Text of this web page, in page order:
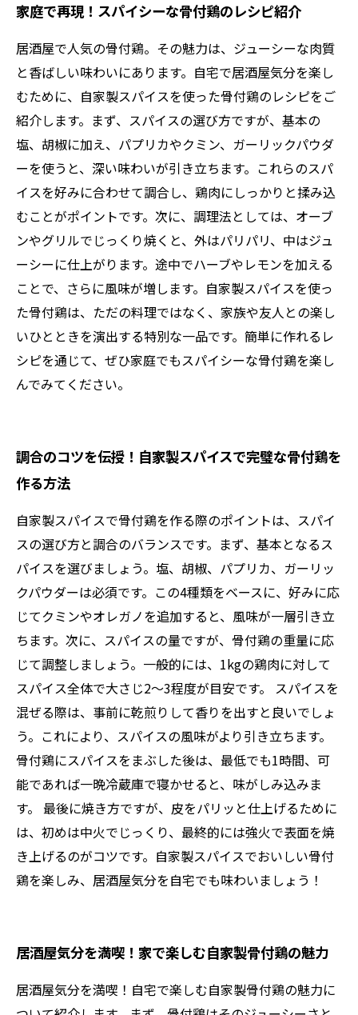
家庭で再現！スパイシーな骨付鶏のレシピ紹介
居酒屋で人気の骨付鶏。その魅力は、ジューシーな肉質
と香ばしい味わいにあります。自宅で居酒屋気分を楽し
むために、自家製スパイスを使った骨付鶏のレシピをご
紹介します。まず、スパイスの選び方ですが、基本の
塩、胡椒に加え、パプリカやクミン、ガーリックパウダ
ーを使うと、深い味わいが引き立ちます。これらのスパ
イスを好みに合わせて調合し、鶏肉にしっかりと揉み込
むことがポイントです。次に、調理法としては、オーブ
ンやグリルでじっくり焼くと、外はパリパリ、中はジュ
ーシーに仕上がります。途中でハーブやレモンを加える
ことで、さらに風味が増します。自家製スパイスを使っ
た骨付鶏は、ただの料理ではなく、家族や友人との楽し
いひとときを演出する特別な一品です。簡単に作れるレ
シピを通じて、ぜひ家庭でもスパイシーな骨付鶏を楽し
んでみてください。
調合のコツを伝授！自家製スパイスで完璧な骨付鶏を
作る方法
自家製スパイスで骨付鶏を作る際のポイントは、スパイ
スの選び方と調合のバランスです。まず、基本となるス
パイスを選びましょう。塩、胡椒、パプリカ、ガーリッ
クパウダーは必須です。この4種類をベースに、好みに応
じてクミンやオレガノを追加すると、風味が一層引き立
ちます。次に、スパイスの量ですが、骨付鶏の重量に応
じて調整しましょう。一般的には、1kgの鶏肉に対して
スパイス全体で大さじ2〜3程度が目安です。 スパイスを
混ぜる際は、事前に乾煎りして香りを出すと良いでしょ
う。これにより、スパイスの風味がより引き立ちます。
骨付鶏にスパイスをまぶした後は、最低でも1時間、可
能であれば一晩冷蔵庫で寝かせると、味がしみ込みま
す。 最後に焼き方ですが、皮をパリッと仕上げるために
は、初めは中火でじっくり、最終的には強火で表面を焼
き上げるのがコツです。自家製スパイスでおいしい骨付
鶏を楽しみ、居酒屋気分を自宅でも味わいましょう！
居酒屋気分を満喫！家で楽しむ自家製骨付鶏の魅力
居酒屋気分を満喫！自宅で楽しむ自家製骨付鶏の魅力に